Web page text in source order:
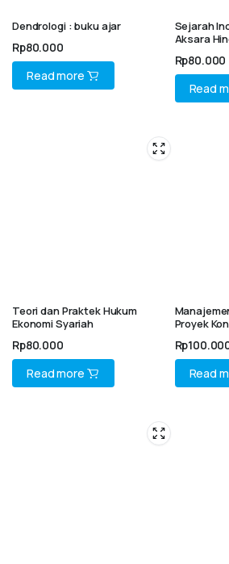
Dendrologi : buku ajar
Rp80.000
Read more
Sejarah
Aksara
Rp80.000
Read
Teori dan Praktek Hukum
Ekonomi Syariah
Rp80.000
Read more
Proyek
Rp
Read